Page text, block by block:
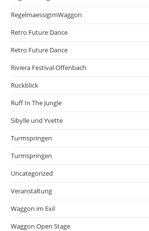
RegelmaessigImWaggon
Retro Future Dance
Retro Future Dance
Riviera Festival Offenbach
Rückblick
Ruff In The Jungle
Sibylle und Yvette
Turmspringen
Turmspringen
Uncategorized
Veranstaltung
Waggon im Exil
Waggon Open Stage